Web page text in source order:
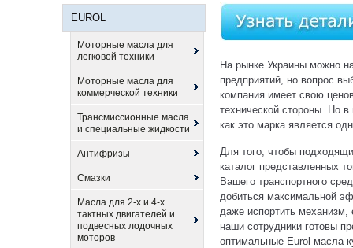
EUROL
Моторные масла для
легковой техники
Моторные масла для
коммерческой техники
Трансмиссионные масла
и специальные жидкости
Антифризы
Смазки
Масла для 2-х и 4-х
тактных двигателей и
подвесных лодочных
моторов
На рынке Украины можно
предприятий, но вопрос
компания имеет свою
технической стороны. Но
как это марка является
Для того, чтобы
каталог представленных
Вашего транспортного
добиться максимальной
даже испортить
наши сотрудники готовы
оптимальные Eurol масла